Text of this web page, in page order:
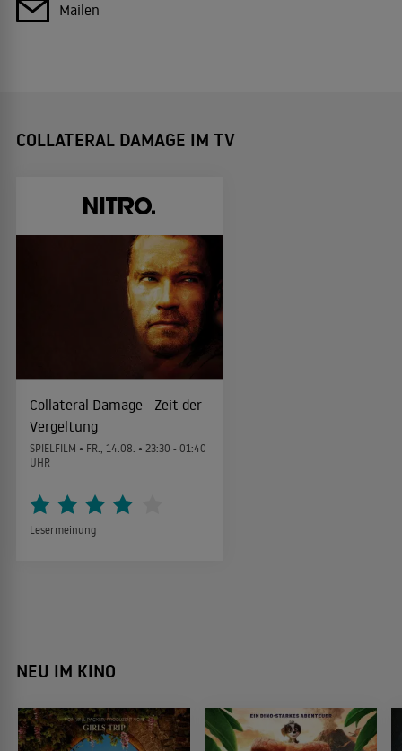
Mailen
COLLATERAL DAMAGE IM TV
Collateral Damage - Zeit der
Vergeltung
SPIELFILM • FR., 14.08. • 23:30 - 01:40
UHR
Lesermeinung
NEU IM KINO